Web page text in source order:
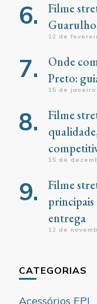
Filme
12 de
Onde
Preto:
15 de janeiro
Filme
15 de
Filme
entrega
12 de
CATEGORIAS
Acessórios EPI